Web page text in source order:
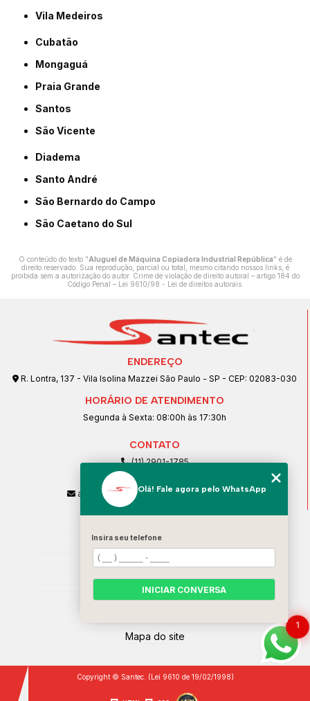
Vila Medeiros
Cubatão
Mongaguá
Praia Grande
Santos
São Vicente
Diadema
Santo André
São Bernardo do Campo
São Caetano do Sul
O conteúdo do texto "Aluguel de Máquina Copiadora Industrial República" é de
direito reservado. Sua reprodução, parcial ou total, mesmo citando nossos links, é
proibida sem a autorização do autor. Crime de violação de direito autoral – artigo 184 do
Código Penal – Lei 9610/98 - Lei de direitos autorais.
ENDEREÇO
R. Lontra, 137 - Vila Isolina Mazzei São Paulo - SP - CEP: 02083-030
HORÁRIO DE ATENDIMENTO
Segunda à Sexta: 08:00h às 17:30h
CONTATO
(11) 2901-1785
(11) 99239-1832
atendimento@santeccopiadoras.com.br
Home
Empresa
SERVIÇOS
Contato
Mapa do site
Copyright © Santec. (Lei 9610 de 19/02/1998)
1
Olá! Fale agora pelo WhatsApp
Insira seu telefone
INICIAR CONVERSA